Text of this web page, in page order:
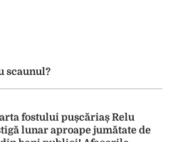
scaunul?
fostului pușcăriaș Relu
lunar aproape jumătate de